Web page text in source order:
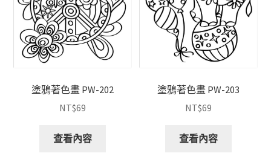
塗鴉著色畫 PW-202
NT$69
查看內容
塗鴉著色畫 PW-203
NT$69
查看內容